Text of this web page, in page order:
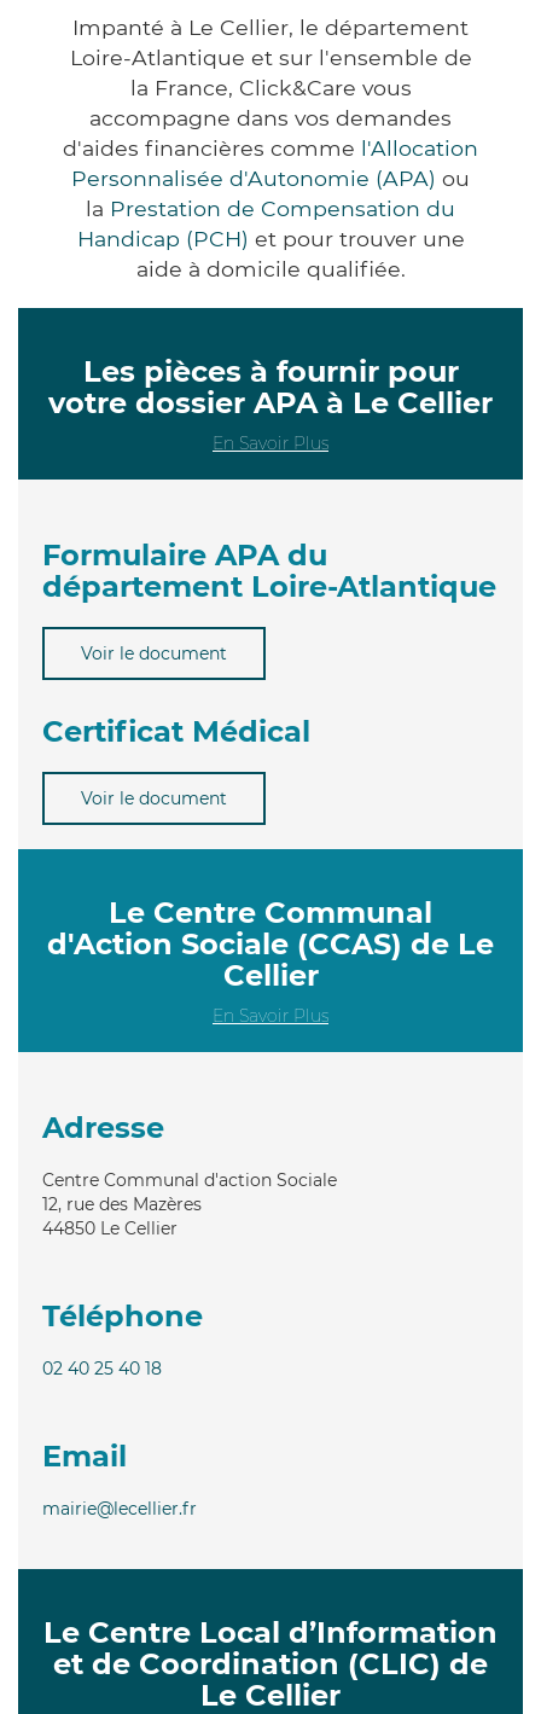
Impanté à Le Cellier, le département
Loire-Atlantique et sur l'ensemble de
la France, Click&Care vous
accompagne dans vos demandes
d'aides financières comme l'Allocation
Personnalisée d'Autonomie (APA) ou
la Prestation de Compensation du
Handicap (PCH) et pour trouver une
aide à domicile qualifiée.
Les pièces à fournir pour
votre dossier APA à Le Cellier
En Savoir Plus
Formulaire APA du
département Loire-Atlantique
Voir le document
Certificat Médical
Voir le document
Le Centre Communal
d'Action Sociale (CCAS) de Le
Cellier
En Savoir Plus
Adresse
Centre Communal d'action Sociale
12, rue des Mazères
44850 Le Cellier
Téléphone
02 40 25 40 18
Email
mairie@lecellier.fr
Le Centre Local d’Information
et de Coordination (CLIC) de
Le Cellier